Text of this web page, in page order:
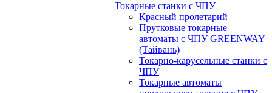
Токарные станки с ЧПУ
Красный пролетарий
Прутковые токарные
автоматы с ЧПУ GREENWAY
(Тайвань)
Токарно-карусельные станки с
ЧПУ
Токарные автоматы